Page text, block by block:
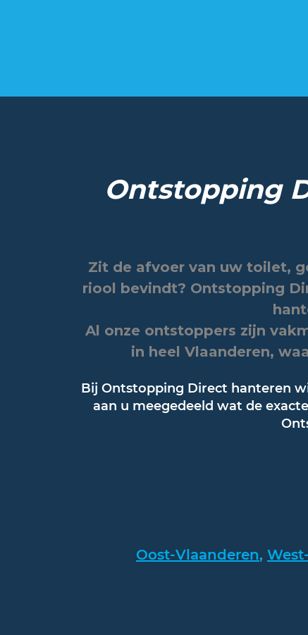
Ontstopping
Zit de afvoer van uw toilet,
riool bevindt? Ontstopping
Al onze ontstoppers zijn
in heel Vlaanderen,
Bij Ontstopping Direct hanteren
aan u meegedeeld wat de
Oost-Vlaanderen,